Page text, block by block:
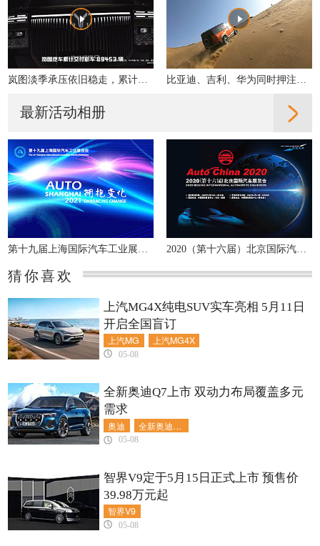
岚图淡季承压依旧稳走，累计交付同比增31% 比亚迪、吉利、华为同时押注，轻越野是真机会还是伪风口？
最新活动相册
第十九届上海国际汽车工业展览会 2020（第十六届）北京国际汽车展览会
猜你喜欢
上汽MG 上汽MG4X
上汽MG4X纯电SUV实车亮相 5月11日
开启全国盲订
05-08
奥迪 全新奥迪Q7
全新奥迪Q7上市 双动力布局覆盖多元
需求
05-08
智界V9
智界V9定于5月15日正式上市 预售价
39.98万元起
05-08